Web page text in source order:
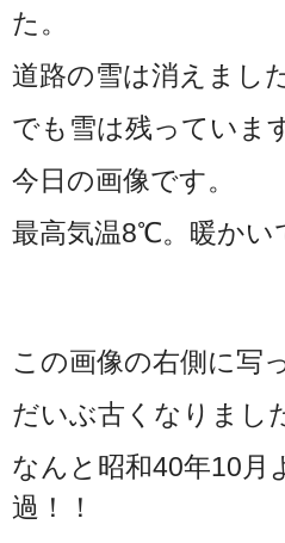
た。
道路の雪は消えまし
でも雪は残っていま
今日の画像です。
最高気温8℃。暖かい
この画像の右側に写
だいぶ古くなりまし
なんと昭和40年10月
過！！